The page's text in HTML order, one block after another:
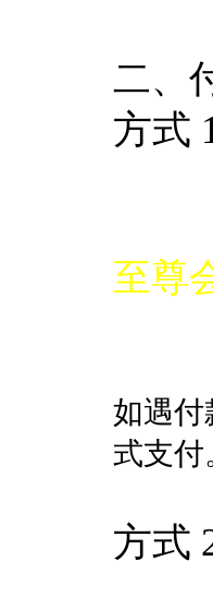
二、
方式
至尊
如遇付
式支付
方式